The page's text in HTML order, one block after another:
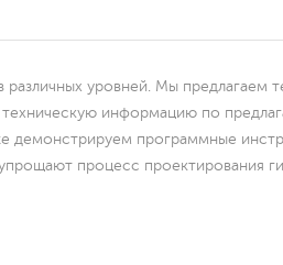
уровней. Мы предлагаем
информацию по
демонстрируем программные
процесс проектирования